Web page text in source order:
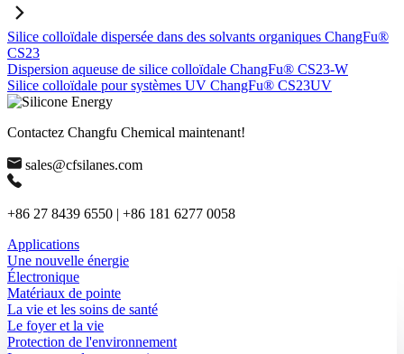
Silice colloïdale dispersée dans des solvants organiques ChangFu®
CS23
Dispersion aqueuse de silice colloïdale ChangFu® CS23-W
Silice colloïdale pour systèmes UV ChangFu® CS23UV
Contactez Changfu Chemical maintenant!
sales@cfsilanes.com
+86 27 8439 6550 | +86 181 6277 0058
Applications
Une nouvelle énergie
Électronique
Matériaux de pointe
La vie et les soins de santé
Le foyer et la vie
Protection de l'environnement